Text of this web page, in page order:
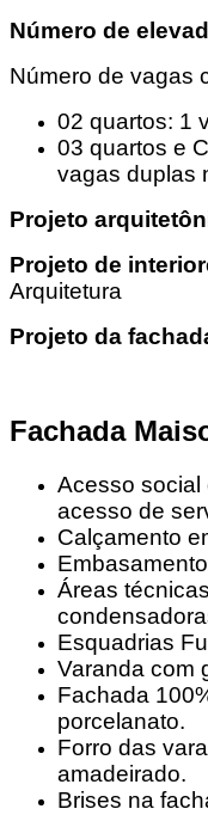
Número de
Número de vagas
02 quartos: 1
03 quartos e
vagas duplas
Projeto
Projeto de
Arquitetura
Projeto da
Fachada
Acesso social
acesso de
Calçamento
Áreas
Esquadrias
Varanda com
Fachada
porcelanato.
Forro das
amadeirado.
Brises na